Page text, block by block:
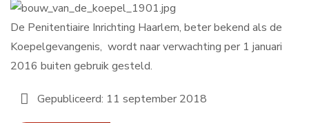
De Penitentiaire Inrichting Haarlem, beter bekend als de
Koepelgevangenis, wordt naar verwachting per 1 januari
2016 buiten gebruik gesteld.
Gepubliceerd: 11 september 2018